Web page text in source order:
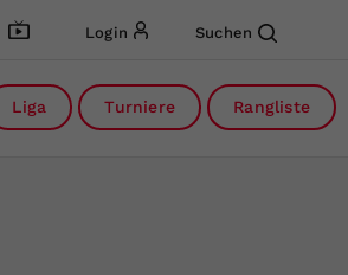
Login Suchen
Liga Turniere Rangliste